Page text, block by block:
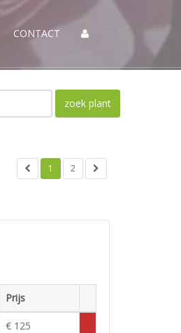
CONTACT
1 2
Prijs
Voorraad
€ 125